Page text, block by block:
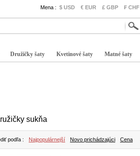
Mena : $ USD € EUR £ GBP ₣ CHF
Družičky šaty Kvetinové šaty Matné šaty
sukňa
podľa : Najpopulárnejší Novo prichádzajúci Cena